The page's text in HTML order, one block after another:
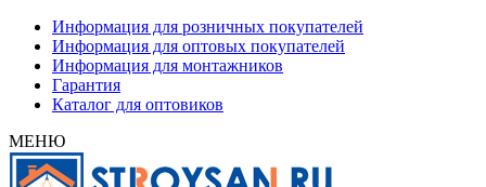
Информация для розничных покупателей
Информация для оптовых покупателей
Информация для монтажников
Гарантия
Каталог для оптовиков
МЕНЮ